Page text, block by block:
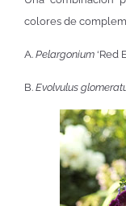
colores de
A. Pelargonium ‘Red
B. Evolvulus